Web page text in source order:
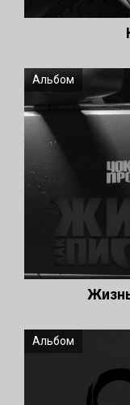
Альбом
Альбом